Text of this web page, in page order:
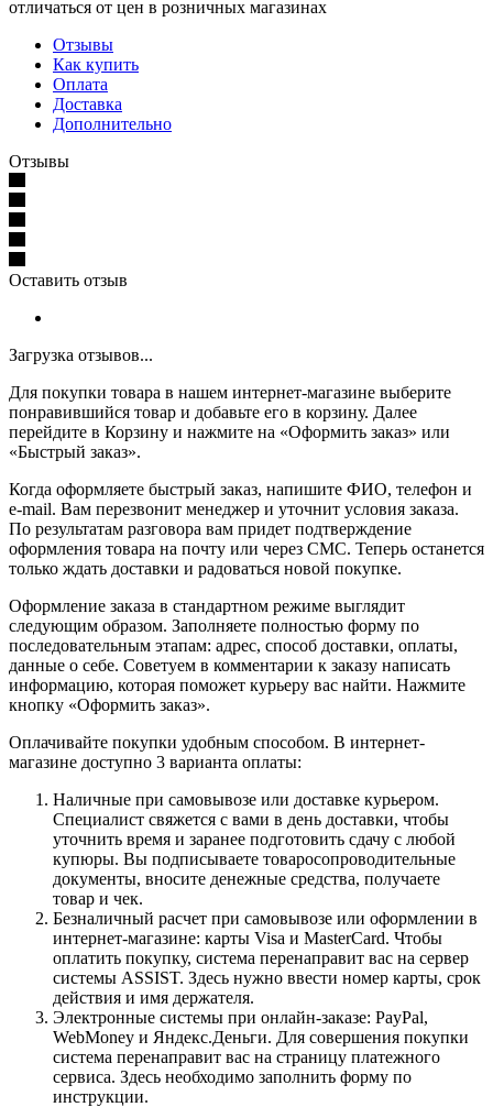
отличаться от цен в розничных магазинах
Отзывы
Как купить
Оплата
Доставка
Дополнительно
Отзывы
Оставить отзыв
Загрузка отзывов...
Для покупки товара в нашем интернет-магазине выберите
понравившийся товар и добавьте его в корзину. Далее
перейдите в Корзину и нажмите на «Оформить заказ» или
«Быстрый заказ».
Когда оформляете быстрый заказ, напишите ФИО, телефон и
e-mail. Вам перезвонит менеджер и уточнит условия заказа.
По результатам разговора вам придет подтверждение
оформления товара на почту или через СМС. Теперь останется
только ждать доставки и радоваться новой покупке.
Оформление заказа в стандартном режиме выглядит
следующим образом. Заполняете полностью форму по
последовательным этапам: адрес, способ доставки, оплаты,
данные о себе. Советуем в комментарии к заказу написать
информацию, которая поможет курьеру вас найти. Нажмите
кнопку «Оформить заказ».
Оплачивайте покупки удобным способом. В интернет-
магазине доступно 3 варианта оплаты:
Наличные при самовывозе или доставке курьером.
Специалист свяжется с вами в день доставки, чтобы
уточнить время и заранее подготовить сдачу с любой
купюры. Вы подписываете товаросопроводительные
документы, вносите денежные средства, получаете
товар и чек.
Безналичный расчет при самовывозе или оформлении в
интернет-магазине: карты Visa и MasterCard. Чтобы
оплатить покупку, система перенаправит вас на сервер
системы ASSIST. Здесь нужно ввести номер карты, срок
действия и имя держателя.
Электронные системы при онлайн-заказе: PayPal,
WebMoney и Яндекс.Деньги. Для совершения покупки
система перенаправит вас на страницу платежного
сервиса. Здесь необходимо заполнить форму по
инструкции.